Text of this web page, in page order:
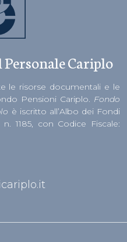
Cariplo
le risorse documentali e le
Pensioni Cariplo. Fondo
è iscritto all’Albo dei Fondi
1185, con Codice Fiscale: